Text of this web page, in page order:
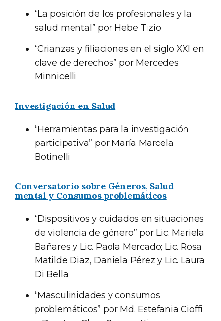
“La posición de los profesionales y la
salud mental” por Hebe Tizio
“Crianzas y filiaciones en el siglo XXI en
clave de derechos” por Mercedes
Minnicelli
Investigación en Salud
“Herramientas para la investigación
participativa” por María Marcela
Botinelli
Conversatorio sobre Géneros, Salud
mental y Consumos problemáticos
“Dispositivos y cuidados en situaciones
de violencia de género” por Lic. Mariela
Bañares y Lic. Paola Mercado; Lic. Rosa
Matilde Diaz, Daniela Pérez y Lic. Laura
Di Bella
“Masculinidades y consumos
problemáticos” por Md. Estefania Cioffi